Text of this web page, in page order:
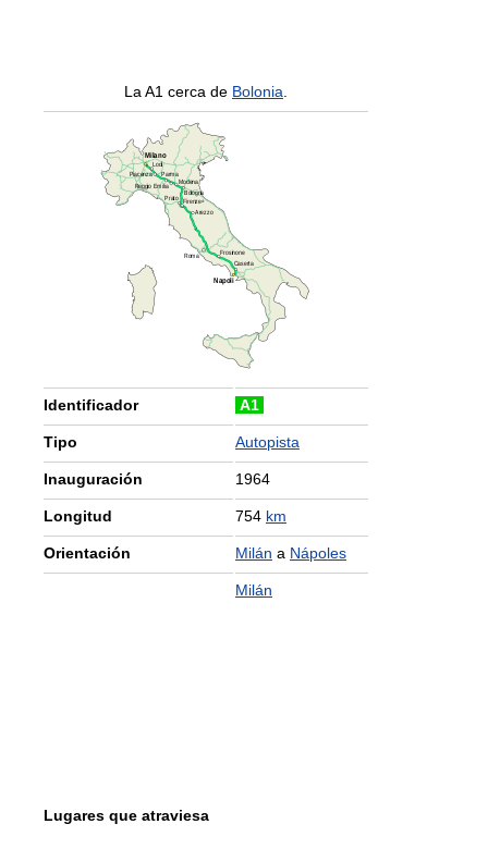
La A1 cerca de Bolonia
Identificador A1
Tipo Autopista
Inauguración 1964
Longitud 754 km
Orientación Milán a Nápoles
Lugares que atraviesa
Milán